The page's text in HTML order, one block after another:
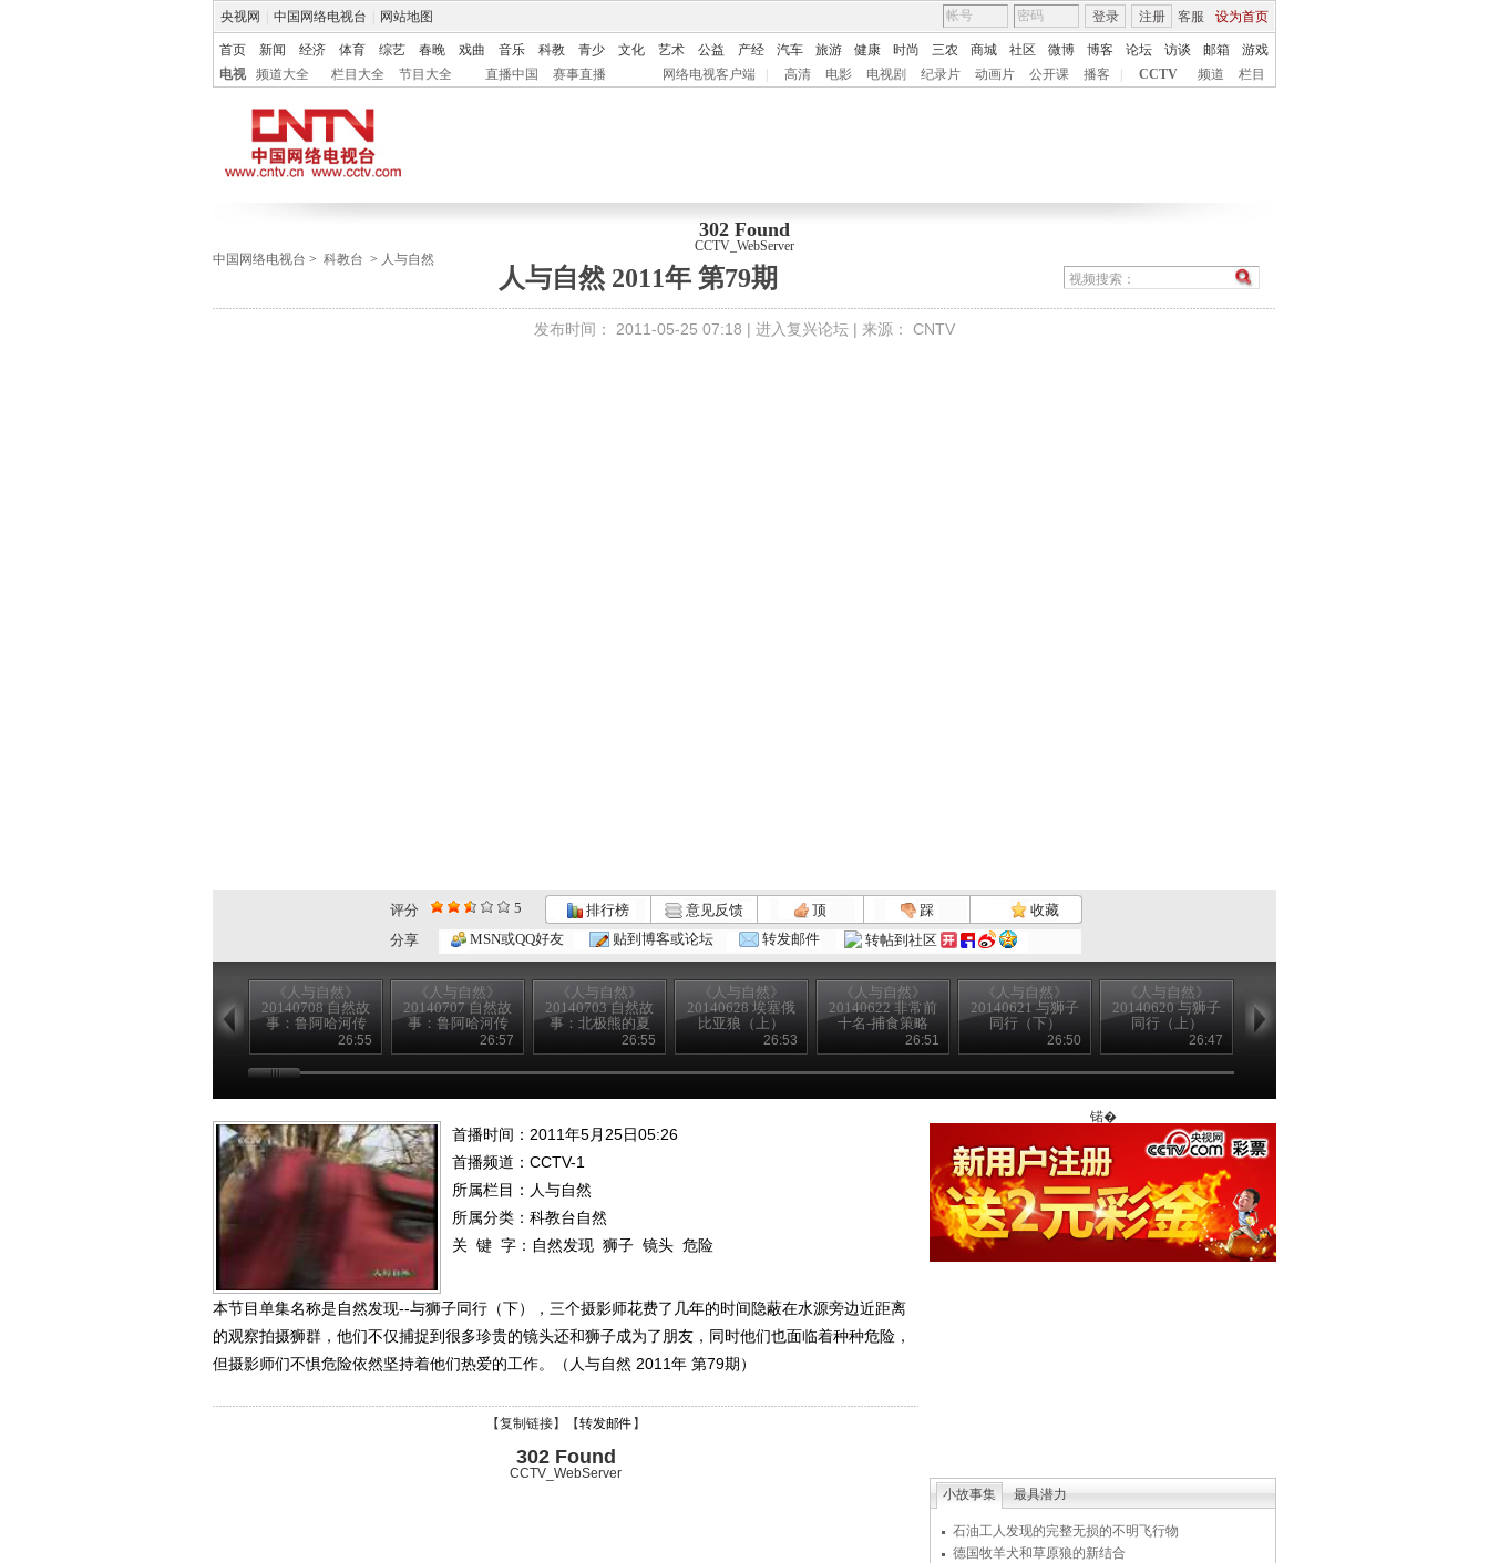
央视网 中国网络电视台 网站地图 客服 设为首页
登录 注册
首页 新闻 经济 体育 综艺 春晚 戏曲 音乐 科教 青少 文化 艺术 公益 产经 汽车 旅游 健康 时尚 三农 商城 社区 微博 博客 论坛 访谈 邮箱
游戏
电视
频道大全 栏目大全 节目大全 直播中国 赛事直播 网络电视客户端 高清 电影 电视剧 纪录片 动画片 公开课 播客 CCTV 频道 栏目
302 Found
CCTV_WebServer
中国网络电视台 > 科教台 > 人与自然
人与自然 2011年 第79期
发布时间： 2011-05-25 07:18 | 进入复兴论坛 | 来源： CNTV
评分 5 排行榜 意见反馈 顶 踩
收藏
分享
MSN或QQ好友 贴到博客或论坛 转发邮件 转帖到社区
《人与自然》
20140708 自然故
事：鲁阿哈河传
奇（下）26:55
《人与自然》
20140707 自然故
事：鲁阿哈河传
奇（上）26:57
《人与自然》
20140703 自然故
事：北极熊的夏
天—母与子26:55
《人与自然》
20140628 埃塞俄
比亚狼（上）
26:53
《人与自然》
20140622 非常前
十名-捕食策略
26:51
《人与自然》
20140621 与狮子
同行（下）
26:50
《人与自然》
20140620 与狮子
同行（上）
26:47
20140619 漫漫成
首播时间：2011年5月25日05:26
首播频道： CCTV-1
所属栏目： 人与自然
所属分类：科教台自然
关 键 字： 自然发现 狮子 镜头 危险
本节目单集名称是自然发现--与狮子同行（下），三个摄影师花费了几年的时间隐蔽在水源旁边近距离
的观察拍摄狮群，他们不仅捕捉到很多珍贵的镜头还和狮子成为了朋友，同时他们也面临着种种危险，
但摄影师们不惧危险依然坚持着他们热爱的工作。（人与自然 2011年 第79期）
【复制链接】【转发邮件 】
302 Found
CCTV_WebServer
锘�
小故事集 最具潜力
石油工人发现的完整无损的不明飞行物
德国牧羊犬和草原狼的新结合